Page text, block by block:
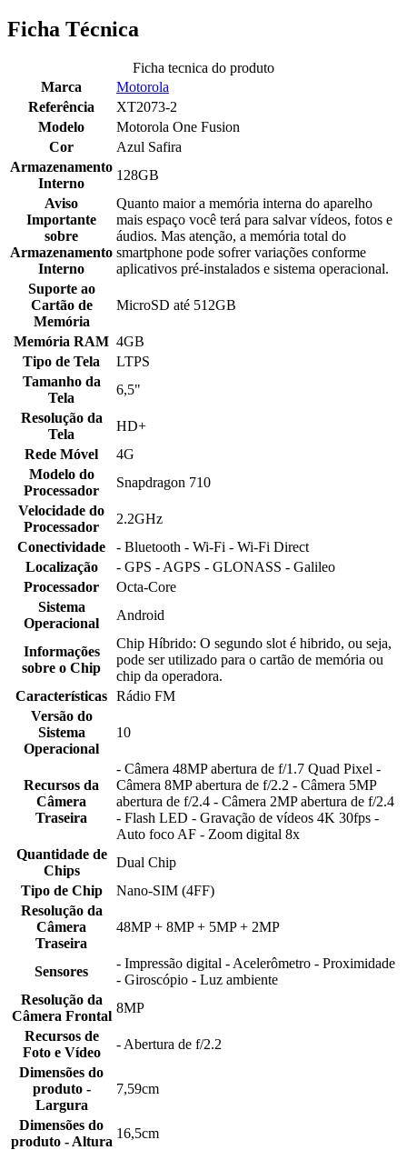
Ficha Técnica
Ficha tecnica do produto
Marca
Motorola
Referência
XT2073-2
Modelo
Motorola One Fusion
Cor
Azul Safira
Armazenamento
Interno
128GB
Aviso
Importante
sobre
Armazenamento
Interno
Quanto maior a memória interna do aparelho
mais espaço você terá para salvar vídeos, fotos e
áudios. Mas atenção, a memória total do
smartphone pode sofrer variações conforme
aplicativos pré-instalados e sistema operacional.
Suporte ao
Cartão de
Memória
MicroSD até 512GB
Memória RAM 4GB
Tipo de Tela
LTPS
Tamanho da
Tela
6,5"
Resolução da
Tela
HD+
Rede Móvel
4G
Modelo do
Processador
Snapdragon 710
Velocidade do
Processador
2.2GHz
Conectividade
- Bluetooth - Wi-Fi - Wi-Fi Direct
Localização
- GPS - AGPS - GLONASS - Galileo
Processador
Octa-Core
Sistema
Operacional
Android
Informações
sobre o Chip
Chip Híbrido: O segundo slot é hibrido, ou seja,
pode ser utilizado para o cartão de memória ou
chip da operadora.
Características Rádio FM
Versão do
Sistema
Operacional
10
Recursos da
Câmera
Traseira
- Câmera 48MP abertura de f/1.7 Quad Pixel -
Câmera 8MP abertura de f/2.2 - Câmera 5MP
abertura de f/2.4 - Câmera 2MP abertura de f/2.4
- Flash LED - Gravação de vídeos 4K 30fps -
Auto foco AF - Zoom digital 8x
Quantidade de
Chips
Dual Chip
Tipo de Chip
Nano-SIM (4FF)
Resolução da
Câmera
Traseira
48MP + 8MP + 5MP + 2MP
Sensores
- Impressão digital - Acelerômetro - Proximidade
- Giroscópio - Luz ambiente
Resolução da
Câmera Frontal
8MP
Recursos de
Foto e Vídeo
- Abertura de f/2.2
Dimensões do
produto -
Largura
7,59cm
Dimensões do
produto - Altura
16,5cm